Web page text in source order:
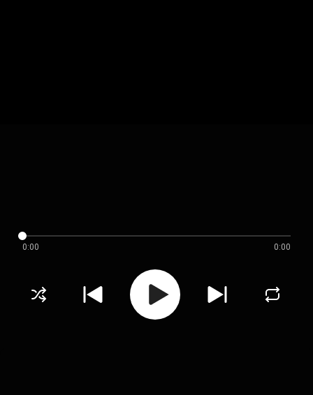
0:00 0:00